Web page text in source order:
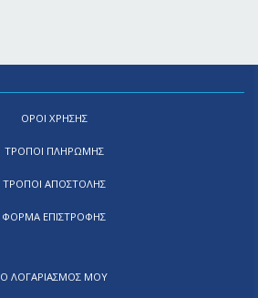
ΟΡΟΙ ΧΡΗΣΗΣ
ΤΡΟΠΟΙ ΠΛΗΡΩΜΗΣ
ΤΡΟΠΟΙ ΑΠΟΣΤΟΛΗΣ
ΦΟΡΜΑ ΕΠΙΣΤΡΟΦΗΣ
Ο ΛΟΓΑΡΙΑΣΜΟΣ ΜΟΥ